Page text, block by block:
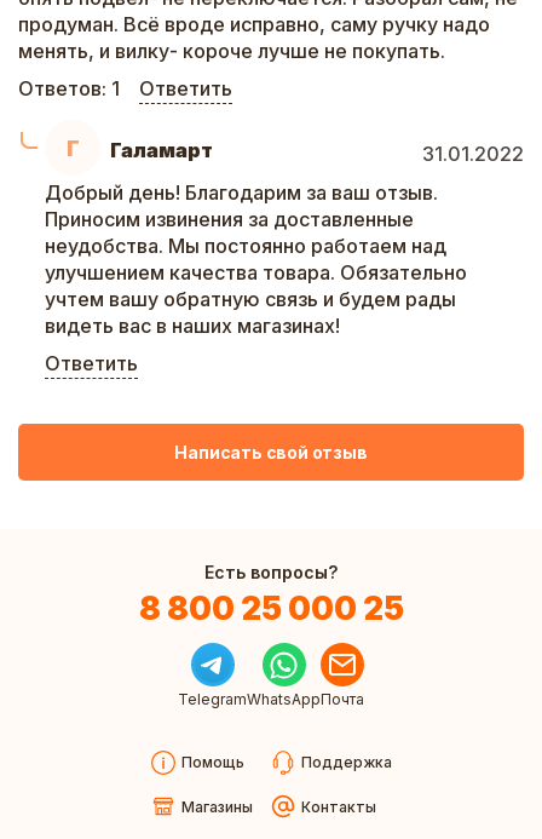
продуман. Всё вроде исправно, саму ручку надо
менять, и вилку- короче лучше не покупать.
Ответов: 1 Ответить
Г Галамарт
31.01.2022
Добрый день! Благодарим за ваш отзыв.
Приносим извинения за доставленные
неудобства. Мы постоянно работаем над
улучшением качества товара. Обязательно
учтем вашу обратную связь и будем рады
видеть вас в наших магазинах!
Ответить
Написать свой отзыв
Есть вопросы?
8 800 25 000 25
TelegramWhatsAppПочта
Помощь Поддержка
Магазины Контакты